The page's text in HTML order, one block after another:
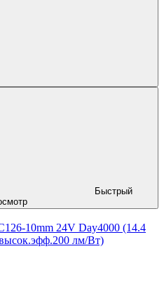
Быстрый
10mm 24V Day4000 (14.4
лм/Вт)